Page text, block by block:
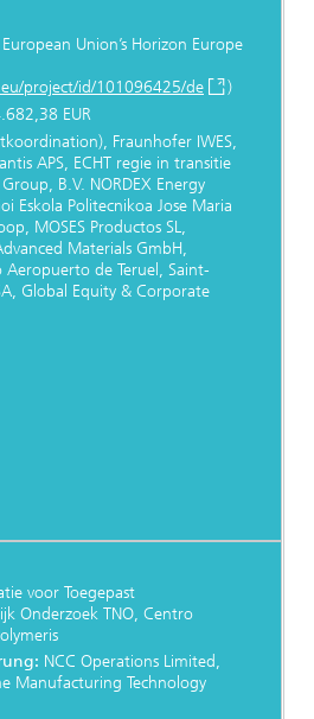
European Union’s Horizon Europe
project/id/101096425/de
)
EUR
Fraunhofer IWES,
APS, ECHT regie in transitie
B.V. NORDEX Energy
Eskola Politecnikoa Jose Maria
MOSES Productos SL,
Materials GmbH,
de Teruel, Saint-
Global Equity & Corporate
voor Toegepast
Onderzoek TNO, Centro
NCC Operations Limited,
Manufacturing Technology